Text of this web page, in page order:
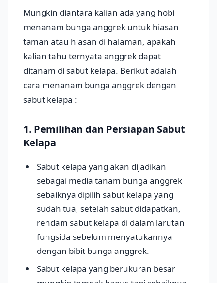
Mungkin diantara kalian ada yang hobi
menanam bunga anggrek untuk hiasan
taman atau hiasan di halaman, apakah
kalian tahu ternyata anggrek dapat
ditanam di sabut kelapa. Berikut adalah
cara menanam bunga anggrek dengan
sabut kelapa :
1. Pemilihan dan Persiapan Sabut
Kelapa
Sabut kelapa yang akan dijadikan
sebagai media tanam bunga anggrek
sebaiknya dipilih sabut kelapa yang
sudah tua, setelah sabut didapatkan,
rendam sabut kelapa di dalam larutan
fungsida sebelum menyatukannya
dengan bibit bunga anggrek.
Sabut kelapa yang berukuran besar